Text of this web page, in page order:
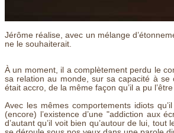
Jérôme réalise, avec un mélange
ne le souhaiterait.
À un moment, il a complètement perdu le
sa relation au monde, sur sa capacité à se
était accro, de la même façon qu’il a pu
Avec les mêmes comportements idiots
(encore) l’existence d’une "addiction aux
d’autant qu’il voit bien qu’autour de lui,